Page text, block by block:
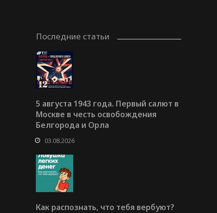
Последние статьи
5 августа 1943 года. Первый салют в
Москве в честь освобождения
Белгорода и Орла
03.08.2026
Как распознать, что тебя вербуют?